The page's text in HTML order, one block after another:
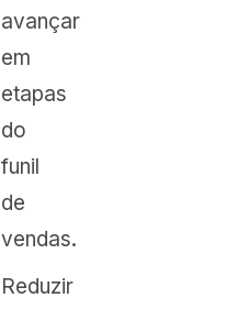
avançar
em
etapas
do
funil
de
vendas.
Reduzir